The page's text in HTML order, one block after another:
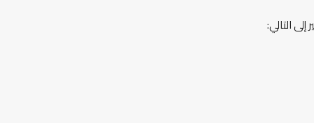
التالي: